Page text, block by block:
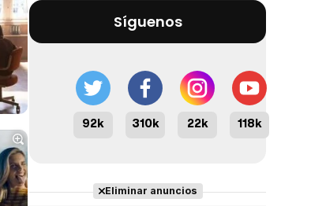
Tráiler 'Do Not Enter' (2026)
Síguenos
92k 310k 22k 118k
Eliminar anuncios